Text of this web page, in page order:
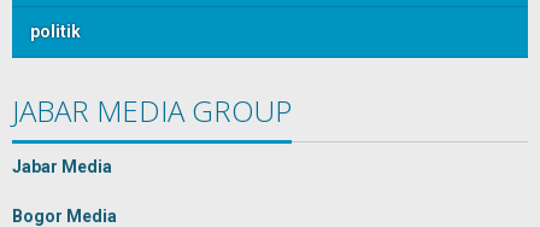
politik
JABAR MEDIA GROUP
Jabar Media
Bogor Media